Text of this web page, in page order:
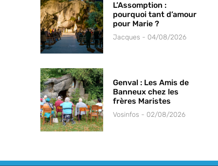
L’Assomption :
pourquoi tant d’amour
pour Marie ?
Jacques 04/08/2026
Genval : Les Amis de
Banneux chez les
frères Maristes
Vosinfos 02/08/2026